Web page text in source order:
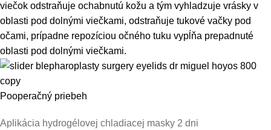
viečok odstraňuje ochabnutú kožu a tým vyhladzuje vrásky v
oblasti pod dolnými viečkami, odstraňuje tukové vačky pod
očami, prípadne repozíciou očného tuku vypĺňa prepadnuté
oblasti pod dolnými viečkami.
Pooperačný priebeh
Aplikácia hydrogélovej chladiacej masky 2 dni